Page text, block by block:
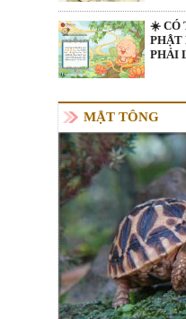
☀️ CÓ
PHẬT
PHẢI
MẬT TÔNG